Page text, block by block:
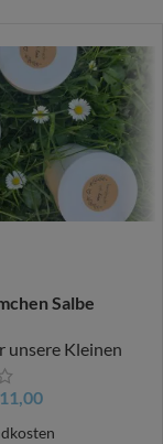
Salbe
unsere Kleinen
11,00